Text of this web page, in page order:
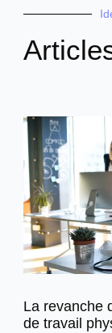
La revanche
de travail